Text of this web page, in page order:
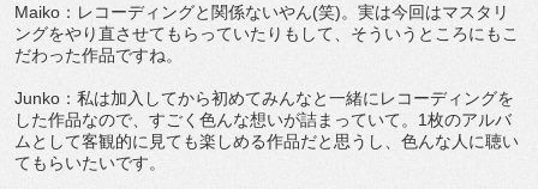
Maiko：レコーディングと関係ないやん(笑)。実は今回はマスタリ
ングをやり直させてもらっていたりもして、そういうところにもこ
だわった作品ですね。
Junko：私は加入してから初めてみんなと一緒にレコーディングを
した作品なので、すごく色んな想いが詰まっていて。1枚のアルバ
ムとして客観的に見ても楽しめる作品だと思うし、色んな人に聴い
てもらいたいです。